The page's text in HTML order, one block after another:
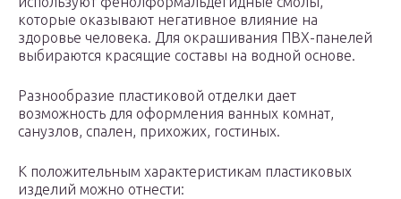
которые оказывают негативное влияние на
здоровье человека. Для окрашивания ПВХ-панелей
выбираются красящие составы на водной основе.
Разнообразие пластиковой отделки дает
возможность для оформления ванных комнат,
санузлов, спален, прихожих, гостиных.
К положительным характеристикам пластиковых
изделий можно отнести: